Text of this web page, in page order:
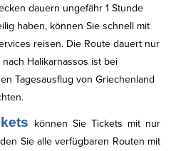
dauern ungefähr 1 Stunde
haben, können Sie schnell mit
reisen. Die Route dauert nur
Halikarnassos ist bei
Tagesausflug von Griechenland
können Sie Tickets mit nur
Sie alle verfügbaren Routen mit